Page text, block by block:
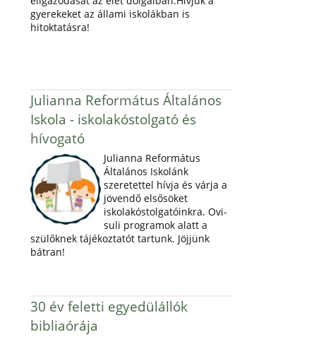
gyerekeket az állami iskolákban is
hitoktatásra!
Julianna Református Általános
Iskola - iskolakóstolgató és
hívogató
Julianna Református
Általános Iskolánk
szeretettel hívja és várja a
jövendő elsősöket
iskolakóstolgatóinkra. Ovi-
suli programok alatt a
szülőknek tájékoztatót tartunk. Jöjjünk
bátran!
30 év feletti egyedülállók
bibliaórája